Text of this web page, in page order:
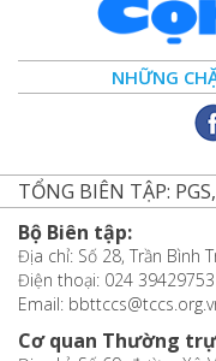
NHỮNG
TỔNG BIÊN TẬP:
Bộ Biên tập:
Địa chỉ: Số 28, Trần Bình
Điện thoại: 024
Email:
Cơ quan Thường